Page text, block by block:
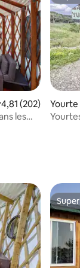
: 4,65 sur 5
moyenne
4,81 (202)
les
Yourte